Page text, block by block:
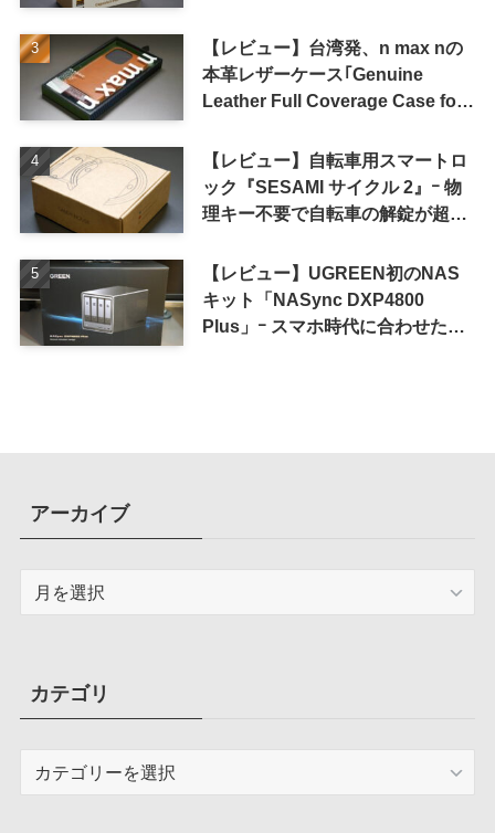
【レビュー】台湾発、n max nの
本革レザーケース｢Genuine
Leather Full Coverage Case for
【レビュー】自転車用スマートロ
ック『SESAMI サイクル 2』ｰ 物
理キー不要で自転車の解錠が超簡
【レビュー】UGREEN初のNAS
キット「NASync DXP4800
Plus」ｰ スマホ時代に合わせた設
アーカイブ
ブカテゴリ